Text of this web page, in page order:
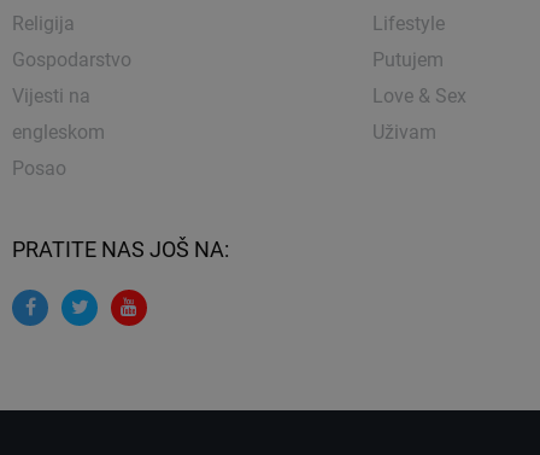
Religija
Gospodarstvo
Vijesti na
engleskom
Posao
Lifestyle
Putujem
Love & Sex
Uživam
PRATITE NAS JOŠ NA: